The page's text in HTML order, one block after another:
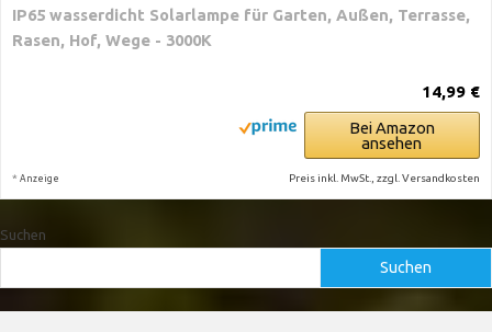
IP65 wasserdicht Solarlampe für Garten, Außen, Terrasse,
Rasen, Hof, Wege - 3000K
14,99 €
Bei Amazon
ansehen
* Anzeige Preis inkl. MwSt., zzgl. Versandkosten
Suchen
Suchen